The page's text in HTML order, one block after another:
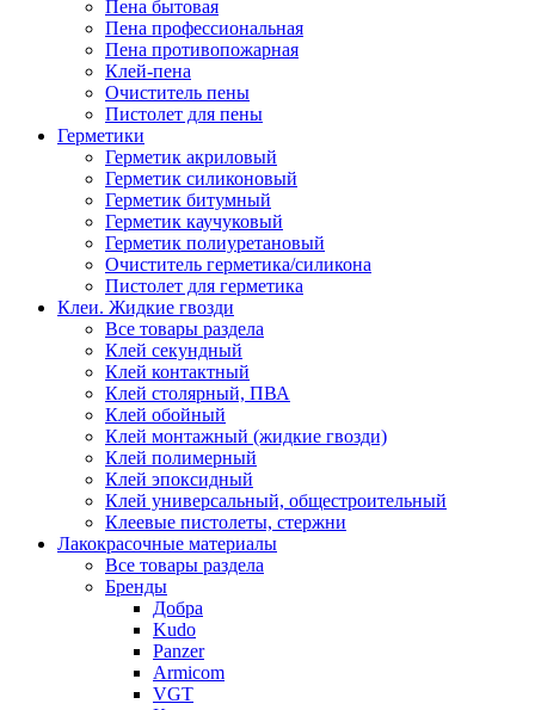
Пена бытовая
Пена профессиональная
Пена противопожарная
Клей-пена
Очиститель пены
Пистолет для пены
Герметики
Герметик акриловый
Герметик силиконовый
Герметик битумный
Герметик каучуковый
Герметик полиуретановый
Очиститель герметика/силикона
Пистолет для герметика
Клеи. Жидкие гвозди
Все товары раздела
Клей секундный
Клей контактный
Клей столярный, ПВА
Клей обойный
Клей монтажный (жидкие гвозди)
Клей полимерный
Клей эпоксидный
Клей универсальный, общестроительный
Клеевые пистолеты, стержни
Лакокрасочные материалы
Все товары раздела
Бренды
Добра
Kudo
Panzer
Armicom
VGT